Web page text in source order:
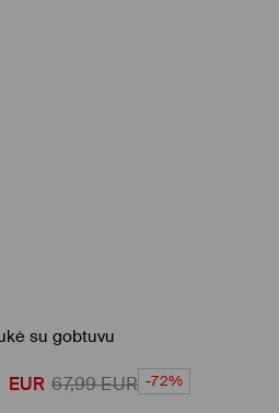
su gobtuvu
EUR 67,99EUR -72%